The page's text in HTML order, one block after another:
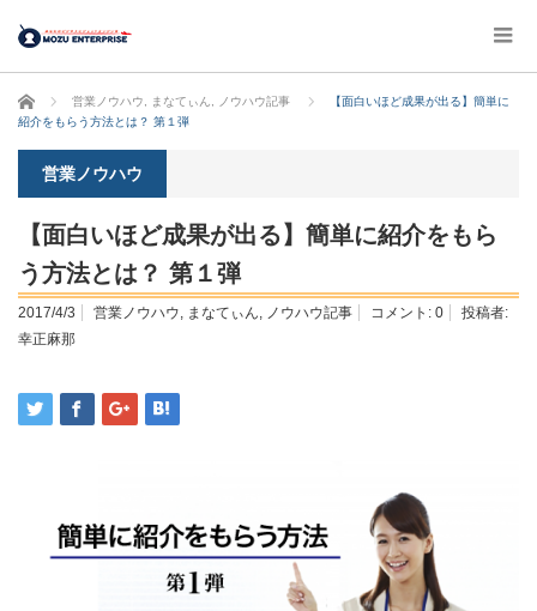
ホーム 営業ノウハウ まなてぃん ノウハウ記事
【面白いほど成果が出る】簡単に
紹介をもらう方法とは？ 第１弾
営業ノウハウ
【面白いほど成果が出る】簡単に紹介をもら
う方法とは？ 第１弾
2017/4/3 営業ノウハウ, まなてぃん, ノウハウ記事 コメント: 0
投稿者:
幸正麻那